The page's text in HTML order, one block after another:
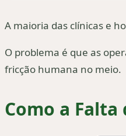
A maioria das clínicas e
O problema é que as
fricção humana no meio.
Como a